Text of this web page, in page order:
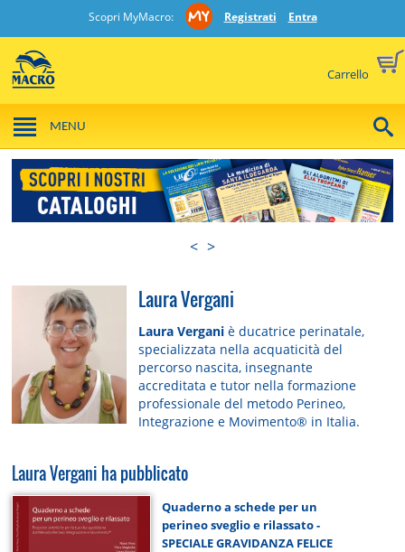
Scopri MyMacro: Registrati Entra
Carrello
MENU
< >
Laura Vergani
Laura Vergani è ducatrice perinatale,
specializzata nella acquaticità del
percorso nascita, insegnante
accreditata e tutor nella formazione
professionale del metodo Perineo,
Integrazione e Movimento® in Italia.
Laura Vergani ha pubblicato
Quaderno a schede per un
perineo sveglio e rilassato -
SPECIALE GRAVIDANZA FELICE